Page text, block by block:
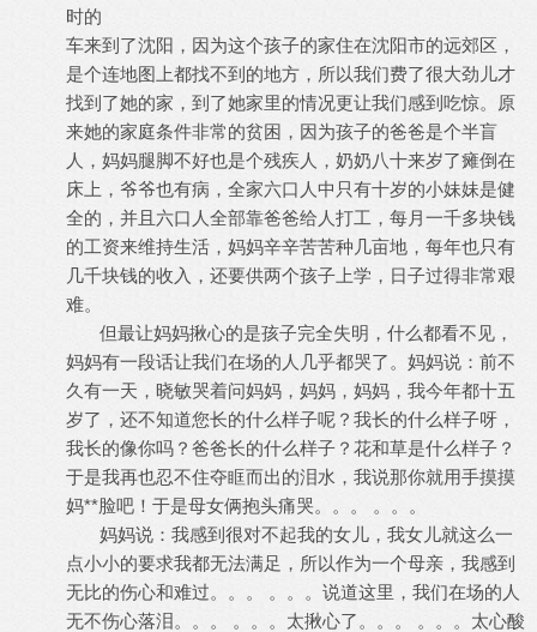
时的
车来到了沈阳，因为这个孩子的家住在沈阳市的远郊区，
是个连地图上都找不到的地方，所以我们费了很大劲儿才
找到了她的家，到了她家里的情况更让我们感到吃惊。原
来她的家庭条件非常的贫困，因为孩子的爸爸是个半盲
人，妈妈腿脚不好也是个残疾人，奶奶八十来岁了瘫倒在
床上，爷爷也有病，全家六口人中只有十岁的小妹妹是健
全的，并且六口人全部靠爸爸给人打工，每月一千多块钱
的工资来维持生活，妈妈辛辛苦苦种几亩地，每年也只有
几千块钱的收入，还要供两个孩子上学，日子过得非常艰
难。
但最让妈妈揪心的是孩子完全失明，什么都看不见，
妈妈有一段话让我们在场的人几乎都哭了。妈妈说：前不
久有一天，晓敏哭着问妈妈，妈妈，妈妈，我今年都十五
岁了，还不知道您长的什么样子呢？我长的什么样子呀，
我长的像你吗？爸爸长的什么样子？花和草是什么样子？
于是我再也忍不住夺眶而出的泪水，我说那你就用手摸摸
妈**脸吧！于是母女俩抱头痛哭。。。 。。。
妈妈说：我感到很对不起我的女儿，我女儿就这么一
点小小的要求我都无法满足，所以作为一个母亲，我感到
无比的伤心和难过。。。 。。。说道这里，我们在场的人
无不伤心落泪。。。 。。。太揪心了。。。 。。。太心酸